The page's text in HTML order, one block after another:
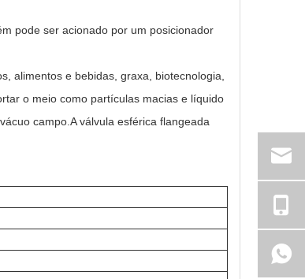
pode ser acionado por um posicionador
alimentos e bebidas, graxa, biotecnologia,
o meio como partículas macias e líquido
campo.A válvula esférica flangeada